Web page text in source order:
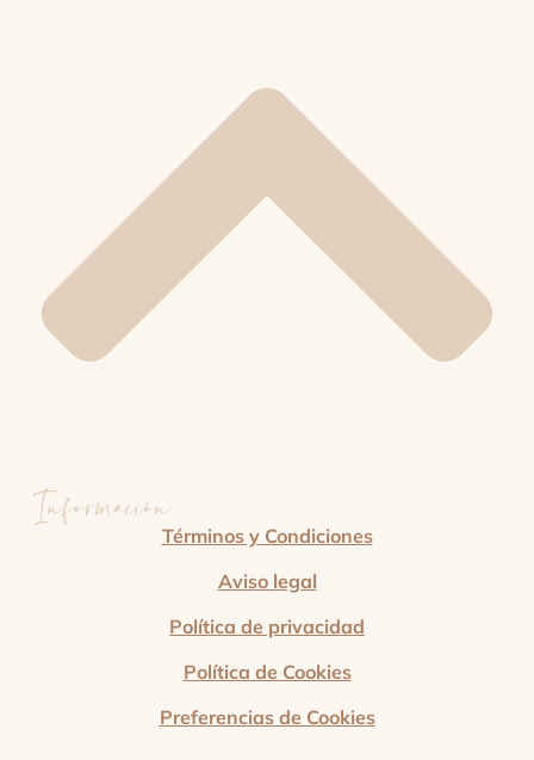
InformaciónTérminos y Condiciones
Aviso legal
Política de privacidad
Política de Cookies
Preferencias de Cookies